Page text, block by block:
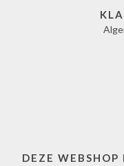
DEZE WEBSHOP